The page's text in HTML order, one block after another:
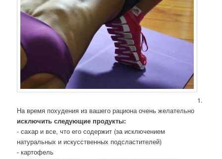
1.
На время похудения из вашего рациона очень желательно
исключить следующие продукты:
- сахар и все, что его содержит (за исключением
натуральных и искусственных подсластителей)
- картофель